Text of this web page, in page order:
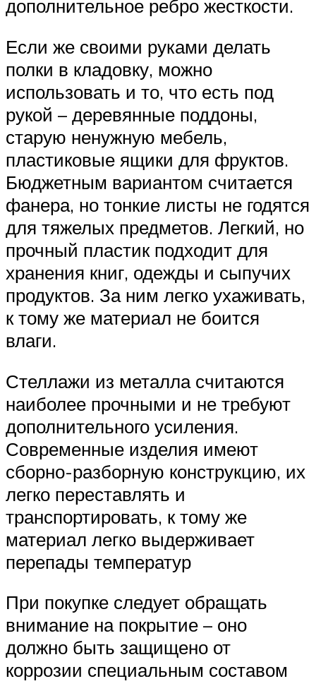
дополнительное ребро жесткости.
Если же своими руками делать
полки в кладовку, можно
использовать и то, что есть под
рукой – деревянные поддоны,
старую ненужную мебель,
пластиковые ящики для фруктов.
Бюджетным вариантом считается
фанера, но тонкие листы не годятся
для тяжелых предметов. Легкий, но
прочный пластик подходит для
хранения книг, одежды и сыпучих
продуктов. За ним легко ухаживать,
к тому же материал не боится
влаги.
Стеллажи из металла считаются
наиболее прочными и не требуют
дополнительного усиления.
Современные изделия имеют
сборно-разборную конструкцию, их
легко переставлять и
транспортировать, к тому же
материал легко выдерживает
перепады температур
При покупке следует обращать
внимание на покрытие – оно
должно быть защищено от
коррозии специальным составом